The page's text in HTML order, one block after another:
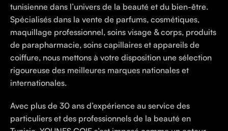
tunisienne dans l’univers de la beauté et du bien-être.
Spécialisés dans la vente de parfums, cosmétiques,
maquillage professionnel, soins visage & corps, produits
de parapharmacie, soins capillaires et appareils de
coiffure, nous mettons à votre disposition une sélection
rigoureuse des meilleures marques nationales et
internationales.
Avec plus de 30 ans d’expérience au service des
particuliers et des professionnels de la beauté en